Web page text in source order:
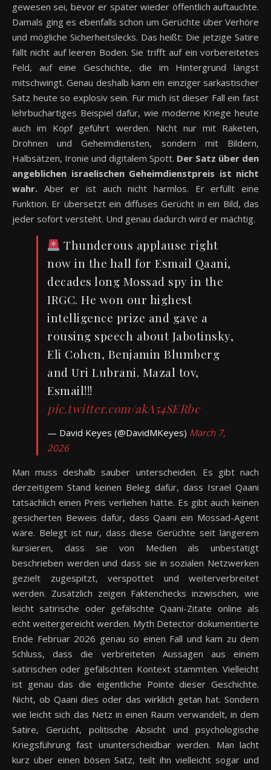
gewesen sei, bevor er später wieder öffentlich auftauchte.
Damals ging es ebenfalls schon um Gerüchte über Verhöre
und mögliche Sicherheitslecks. Das heißt: Die jetzige Satire
fällt nicht auf leeren Boden. Sie trifft auf ein vorbereitetes
Feld, auf eine Geschichte, die im Hintergrund längst
mitschwingt. Genau deshalb kann ein einziger sarkastischer
Satz heute so explosiv sein. Für mich ist dieser Fall ein fast
lehrbuchartiges Beispiel dafür, wie moderne Kriege heute
auch im Kopf geführt werden. Nicht nur mit Raketen,
Drohnen und Geheimdiensten, sondern mit Bildern,
Halbsätzen, Ironie und digitalem Spott. Der Satz über den
angeblichen israelischen Geheimdienstpreis ist nicht
wahr. Aber er ist auch nicht harmlos. Er erfüllt eine
Funktion. Er übersetzt ein diffuses Gerücht in ein Bild, das
jeder sofort versteht. Und genau dadurch wird er mächtig.
Thunderous applause right
now in the hall for Esmail Qaani,
decades long Mossad spy in the
IRGC. He won our highest
intelligence prize and gave a
rousing speech about Jabotinsky,
Eli Cohen, Benjamin Blumberg
and Uri Lubrani. Mazal tov,
Esmail!!!
pic.twitter.com/akA54SERbc
— David Keyes (@DavidMKeyes) March 7,
2026
Man muss deshalb sauber unterscheiden. Es gibt nach
derzeitigem Stand keinen Beleg dafür, dass Israel Qaani
tatsächlich einen Preis verliehen hätte. Es gibt auch keinen
gesicherten Beweis dafür, dass Qaani ein Mossad-Agent
wäre. Belegt ist nur, dass diese Gerüchte seit längerem
kursieren, dass sie von Medien als unbestätigt
beschrieben werden und dass sie in sozialen Netzwerken
gezielt zugespitzt, verspottet und weiterverbreitet
werden. Zusätzlich zeigen Faktenchecks inzwischen, wie
leicht satirische oder gefälschte Qaani-Zitate online als
echt weitergereicht werden. Myth Detector dokumentierte
Ende Februar 2026 genau so einen Fall und kam zu dem
Schluss, dass die verbreiteten Aussagen aus einem
satirischen oder gefälschten Kontext stammten. Vielleicht
ist genau das die eigentliche Pointe dieser Geschichte.
Nicht, ob Qaani dies oder das wirklich getan hat. Sondern
wie leicht sich das Netz in einen Raum verwandelt, in dem
Satire, Gerücht, politische Absicht und psychologische
Kriegsführung fast ununterscheidbar werden. Man lacht
kurz über einen bösen Satz, teilt ihn vielleicht sogar und